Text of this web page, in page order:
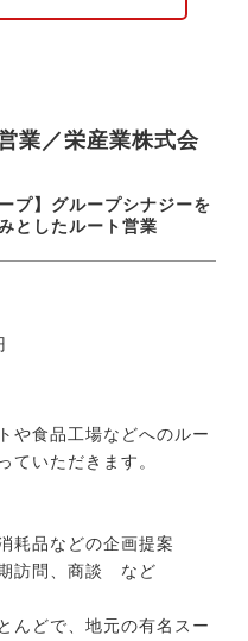
。ゆくゆくは将来的な管
社の事業成長を担ってい
しています。
業／栄産業株式会
プ】グループシナジーを
としたルート営業
や食品工場などへのルー
ていただきます。
耗品などの企画提案
訪問、商談 など
んどで、地元の有名スー